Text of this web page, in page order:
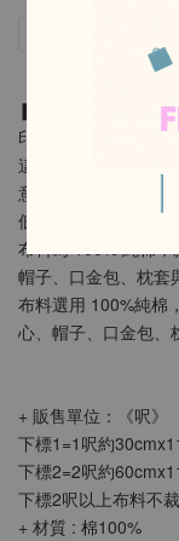
❚ 幾何迷彩 ❚
印花設計：
這款「幾何迷彩」以
意象，並加入亮色跳
低調但充滿個性。
布料為 100% 純棉
帽子、口金包、枕套
布料選用 100%純棉
心、帽子、口金包、
+ 販售單位：《呎》
下標1=1呎約
下標2=2呎約
下標2呎以上布料不
+ 材質 : 棉100%